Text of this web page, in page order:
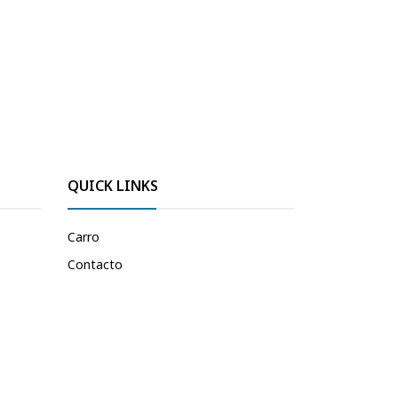
QUICK LINKS
Carro
Contacto